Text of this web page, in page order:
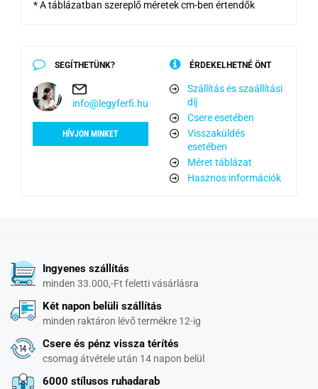
* A táblázatban szereplő méretek cm-ben értendők
SEGÍTHETÜNK?
info@legyferfi.hu
HÍVJON MINKET
ÉRDEKELHETNÉ ÖNT
Szállítás és szaállítási
díj
Csere esetében
Visszaküldés
esetében
Méret táblázat
Hasznos információk
Ingyenes szállítás
minden 33.000,-Ft feletti vásárlásra
Két napon belüli szállítás
minden raktáron lévő termékre 12-ig
Csere és pénz vissza térítés
csomag átvétele után 14 napon belül
6000 stílusos ruhadarab